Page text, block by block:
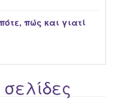
πώς και γιατί